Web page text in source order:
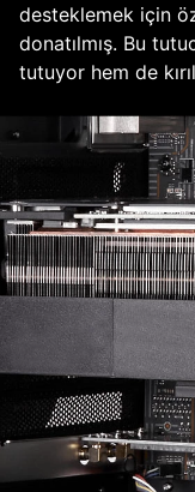
desteklemek için
donatılmış. Bu
tutuyor hem de